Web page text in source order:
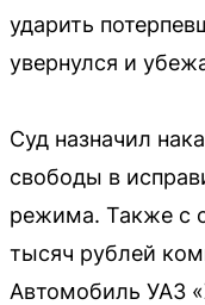
ударить
увернулся и
Суд назначил
свободы в
режима. Также с
тысяч рублей
Автомобиль УАЗ